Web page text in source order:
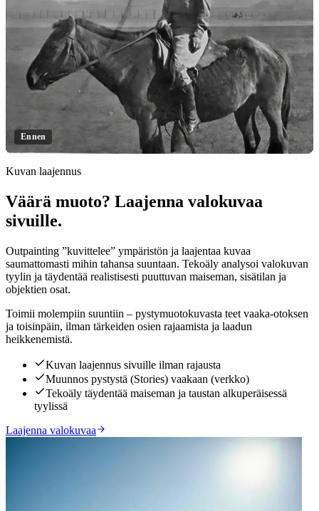
Klikkaa paljastaaksesi
Ennen
Kuvan laajennus
Väärä muoto? Laajenna valokuvaa
sivuille.
Outpainting ”kuvittelee” ympäristön ja laajentaa kuvaa
saumattomasti mihin tahansa suuntaan. Tekoäly analysoi valokuvan
tyylin ja täydentää realistisesti puuttuvan maiseman, sisätilan ja
objektien osat.
Toimii molempiin suuntiin – pystymuotokuvasta teet vaaka-otoksen
ja toisinpäin, ilman tärkeiden osien rajaamista ja laadun
heikkenemistä.
Kuvan laajennus sivuille ilman rajausta
Muunnos pystystä (Stories) vaakaan (verkko)
Tekoäly täydentää maiseman ja taustan alkuperäisessä
tyylissä
Laajenna valokuvaa